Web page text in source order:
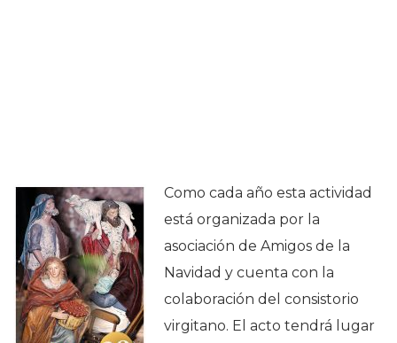
Como cada año esta actividad
está organizada por la
asociación de Amigos de la
Navidad y cuenta con la
colaboración del consistorio
virgitano. El acto tendrá lugar